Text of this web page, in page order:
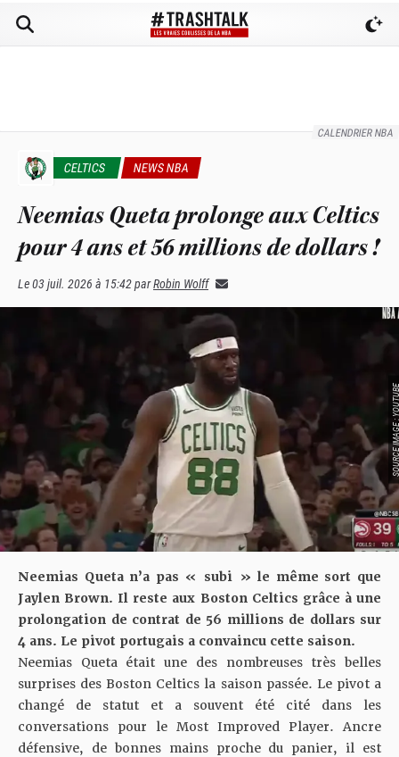
CALENDRIER NBA
CELTICS NEWS NBA
Neemias Queta prolonge aux Celtics
pour 4 ans et 56 millions de dollars !
Le03 juil. 2026 à 15:42parRobin Wolff
SOURCE
Neemias Queta n’a pas « subi » le même sort que
Jaylen Brown. Il reste aux Boston Celtics grâce à une
prolongation de contrat de 56 millions de dollars sur
4 ans. Le pivot portugais a convaincu cette saison.
Neemias Queta était une des nombreuses très belles
surprises des Boston Celtics la saison passée. Le pivot a
changé de statut et a souvent été cité dans les
conversations pour le Most Improved Player. Ancre
défensive, de bonnes mains proche du panier, il est